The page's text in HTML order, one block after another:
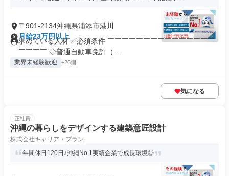
〒901-2134沖縄県浦添市港川
月給23万円以上
求めている人材 ✅必須条件 ￣￣￣￣￣￣￣￣￣￣￣￣￣￣￣
￣￣￣￣ ◇普通自動車免許（...
業界未経験歓迎 +26個
気になる
正社員
沖縄の暮らしをデザインする建築意匠設計
株式会社キャリア・プラン
年間休日120日♪沖縄No.1実績企業で成長環境◎